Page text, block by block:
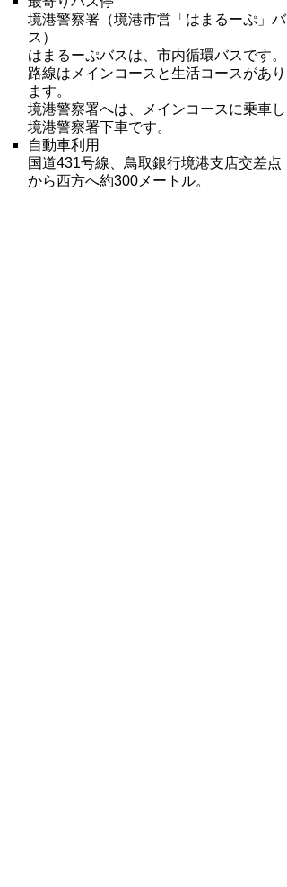
境港警察署（境港市営「はまるーぷ」バ
ス）
はまるーぷバスは、市内循環バスです。
路線はメインコースと生活コースがあり
ます。
境港警察署へは、メインコースに乗車し
境港警察署下車です。
自動車利用
国道431号線、鳥取銀行境港支店交差点
から西方へ約300メートル。